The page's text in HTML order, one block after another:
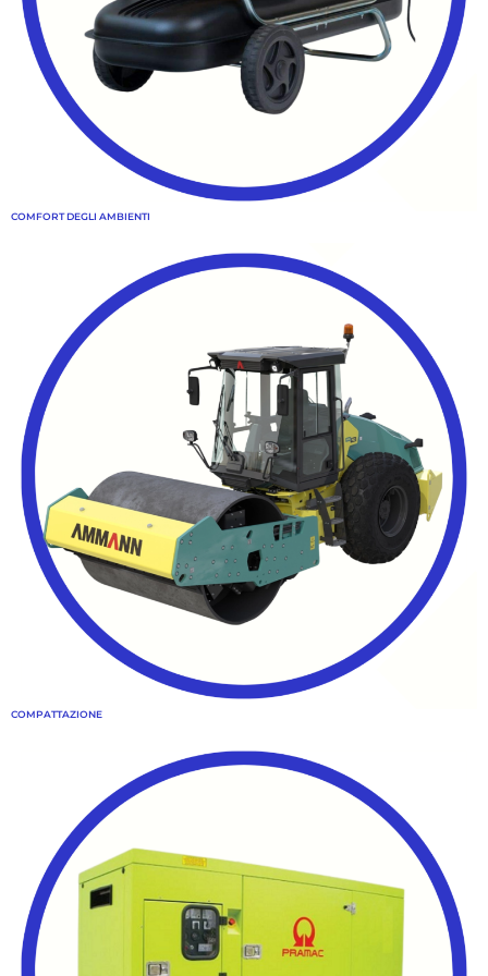
COMFORT DEGLI AMBIENTI
COMPATTAZIONE